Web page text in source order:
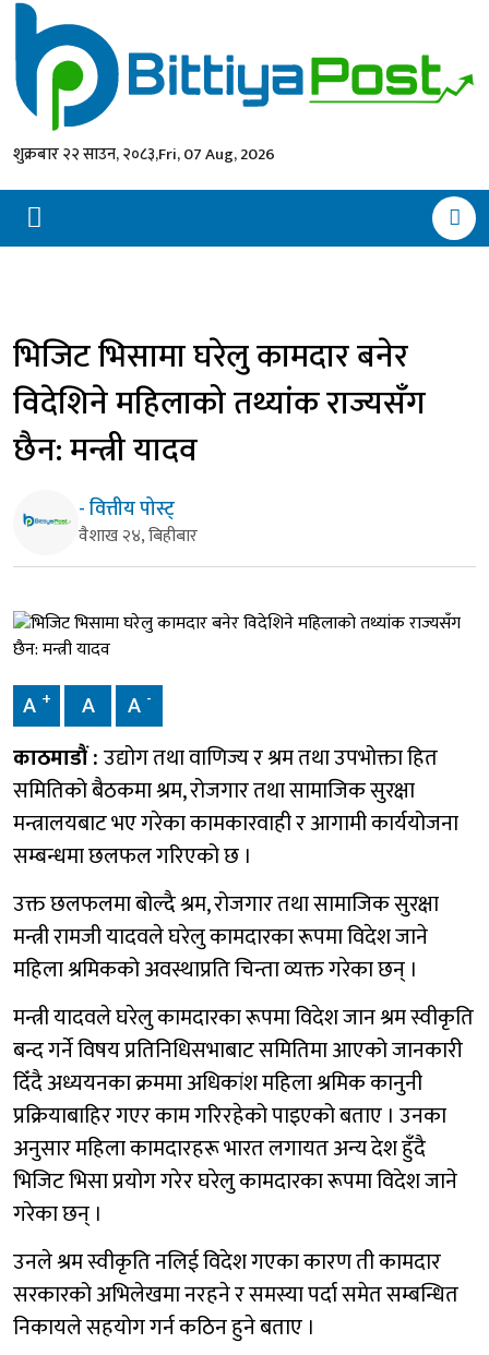
शुक्रबार २२ साउन, २०८३,Fri, 07 Aug, 2026
भिजिट भिसामा घरेलु कामदार बनेर
विदेशिने महिलाको तथ्यांक राज्यसँग
छैन: मन्त्री यादव
- वित्तीय पोस्ट्
वैशाख २४, बिहीबार
A + A A -
काठमाडौं :उद्योग तथा वाणिज्य र श्रम तथा उपभोक्ता हित
समितिको बैठकमा श्रम, रोजगार तथा सामाजिक सुरक्षा
मन्त्रालयबाट भए गरेका कामकारवाही र आगामी कार्ययोजना
सम्बन्धमा छलफल गरिएको छ ।
उक्त छलफलमा बोल्दै श्रम, रोजगार तथा सामाजिक सुरक्षा
मन्त्री रामजी यादवले घरेलु कामदारका रूपमा विदेश जाने
महिला श्रमिकको अवस्थाप्रति चिन्ता व्यक्त गरेका छन् ।
मन्त्री यादवले घरेलु कामदारका रूपमा विदेश जान श्रम स्वीकृति
बन्द गर्ने विषय प्रतिनिधिसभाबाट समितिमा आएको जानकारी
दिँदै अध्ययनका क्रममा अधिकांश महिला श्रमिक कानुनी
प्रक्रियाबाहिर गएर काम गरिरहेको पाइएको बताए । उनका
अनुसार महिला कामदारहरू भारत लगायत अन्य देश हुँदै
भिजिट भिसा प्रयोग गरेर घरेलु कामदारका रूपमा विदेश जाने
गरेका छन् ।
उनले श्रम स्वीकृति नलिई विदेश गएका कारण ती कामदार
सरकारको अभिलेखमा नरहने र समस्या पर्दा समेत सम्बन्धित
निकायले सहयोग गर्न कठिन हुने बताए ।